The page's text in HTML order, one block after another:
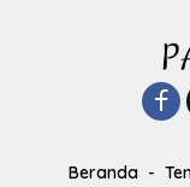
Beranda